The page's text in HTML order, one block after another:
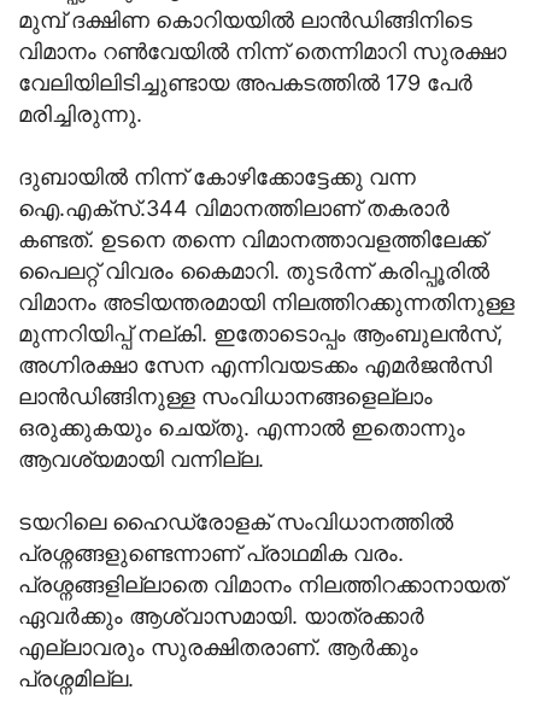
മുമ്പ് ദക്ഷിണ കൊറിയയില്‍ ലാന്‍ഡിങ്ങിനിടെ
വിമാനം റണ്‍വേയില്‍ നിന്ന് തെന്നിമാറി സുരക്ഷാ
വേലിയിലിടിച്ചുണ്ടായ അപകടത്തില്‍ 179 പേര്‍
മരിച്ചിരുന്നു.
ദുബായിൽ നിന്ന് കോഴിക്കോട്ടേക്കു വന്ന
ഐ.എക്സ്.344 വിമാനത്തിലാണ് തകരാർ
കണ്ടത്. ഉടനെ തന്നെ വിമാനത്താവളത്തിലേക്ക്
പൈലറ്റ് വിവരം കൈമാറി. തുടർന്ന് കരിപ്പൂരിൽ
വിമാനം അടിയന്തരമായി നിലത്തിറക്കുന്നതിനുള്ള
മുന്നറിയിപ്പ് നല്കി. ഇതോടൊപ്പം ആംബുലൻസ്,
അഗ്നിരക്ഷാ സേന എന്നിവയടക്കം എമർജൻസി
ലാൻഡിങ്ങിനുള്ള സംവിധാനങ്ങളെല്ലാം
ഒരുക്കുകയും ചെയ്തു. എന്നാൽ ഇതൊന്നും
ആവശ്യമായി വന്നില്ല.
ടയറിലെ ഹൈഡ്രോളക് സംവിധാനത്തിൽ
പ്രശ്നങ്ങളുണ്ടെന്നാണ് പ്രാഥമിക വരം.
പ്രശ്നങ്ങളില്ലാതെ വിമാനം നിലത്തിറക്കാനായത്
ഏവർക്കും ആശ്വാസമായി. യാത്രക്കാർ
എല്ലാവരും സുരക്ഷിതരാണ്. ആർക്കും
പ്രശ്നമില്ല.